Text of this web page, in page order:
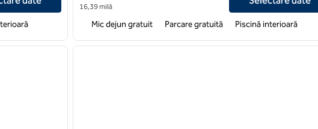
16,39 milă
Mic dejun gratuit Parcare gratuită Piscină interioară
imaginea următoare
1 din 12